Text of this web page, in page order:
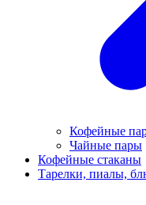
Кофейные
Чайные пары
Кофейные стаканы
Тарелки, пиалы,